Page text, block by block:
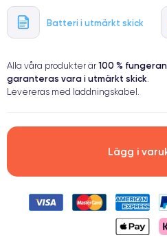
Batteri i utmärkt skick
Alla våra produkter är 100 %
garanteras vara i utmärkt skick.
Levereras med laddningskabel.
Lägg i